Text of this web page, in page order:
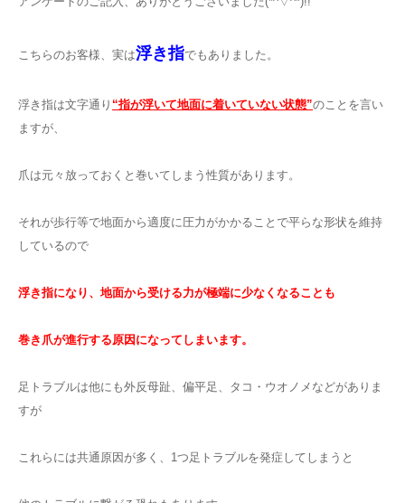
こちらのお客様、実は浮き指でもありました。
浮き指は文字通り “指が浮いて地面に着いていない状態”のことを言い
ますが、
爪は元々放っておくと巻いてしまう性質があります。
それが歩行等で地面から適度に圧力がかかることで平らな形状を維持
しているので
浮き指になり、地面から受ける力が極端に少なくなることも
巻き爪が進行する原因になってしまいます。
足トラブルは他にも外反母趾、偏平足、タコ・ウオノメなどがありま
すが
これらには共通原因が多く、1つ足トラブルを発症してしまうと